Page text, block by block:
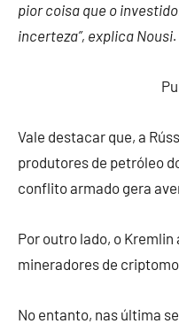
pior coisa que o
incerteza”, explica Nousi.
Vale destacar que, a
produtores de petróleo
conflito armado gera
Por outro lado, o Kremlin
mineradores de
No entanto, nas última